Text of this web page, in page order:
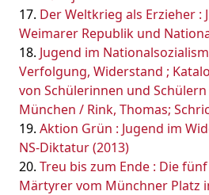
Der Weltkrieg als Erzieher :
Weimarer Republik und
Jugend im
Verfolgung, Widerstand ;
von Schülerinnen und
München / Rink, Thomas;
Aktion Grün : Jugend im
NS-Diktatur (2013)
Treu bis zum Ende : Die
Märtyrer vom Münchner Platz